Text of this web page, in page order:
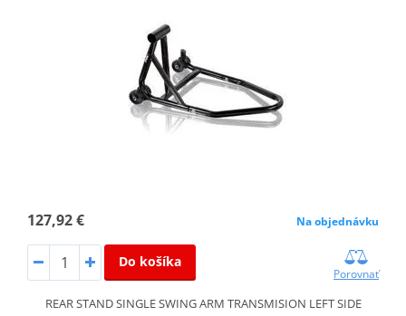
127,92 € Na objednávku
Do košíka
Porovnať
REAR STAND SINGLE SWING ARM TRANSMISION LEFT SIDE